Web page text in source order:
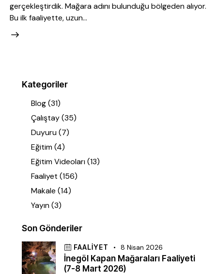
gerçekleştirdik. Mağara adını bulunduğu bölgeden alıyor.
Bu ilk faaliyette, uzun…
Kategoriler
Blog(31)
Çalıştay(35)
Duyuru(7)
Eğitim(4)
Eğitim Videoları(13)
Faaliyet (156)
Makale (14)
Yayın(3)
Son Gönderiler
FAALIYET 8 Nisan 2026
İnegöl Kapan Mağaraları Faaliyeti
(7-8 Mart 2026)